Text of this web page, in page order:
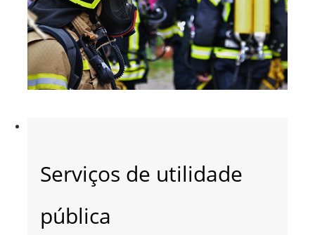
Serviços de utilidade
pública